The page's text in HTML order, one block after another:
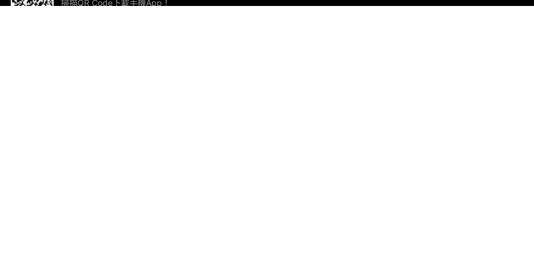
掃描QR Code下載手機App！